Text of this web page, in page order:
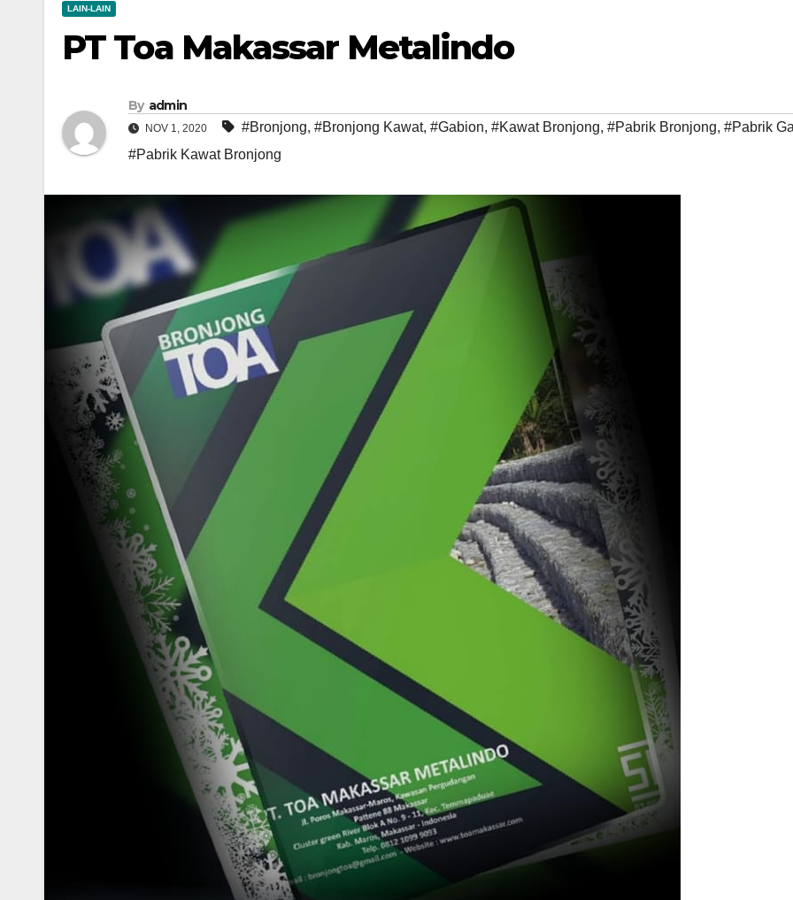
LAIN-LAIN
PT Toa Makassar Metalindo
By admin
NOV 1, 2020 #Bronjong, #Bronjong Kawat, #Gabion, #Kawat Bronjong, #Pabrik Bronjong, #Pabrik
#Pabrik Kawat Bronjong